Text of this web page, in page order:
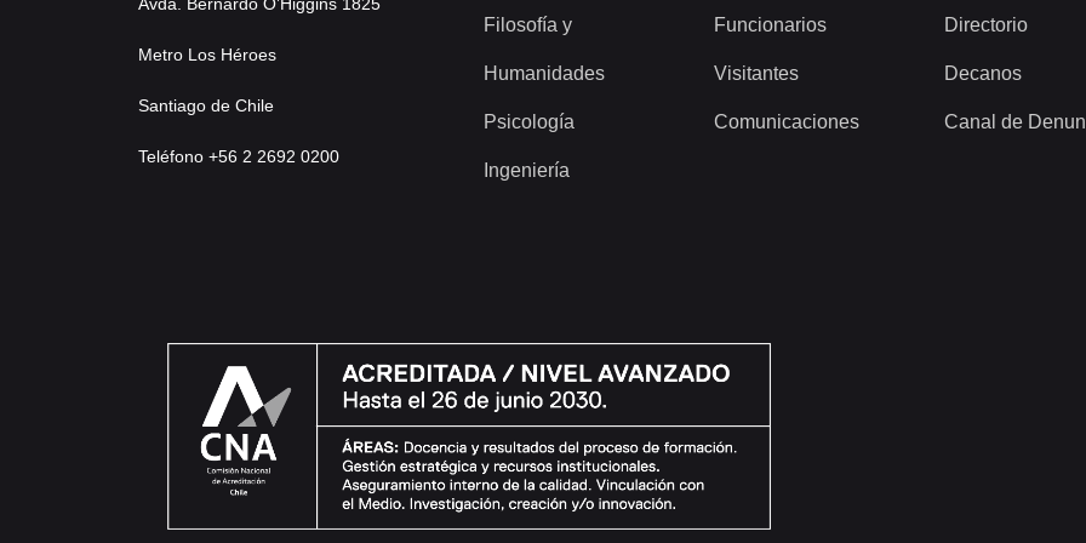
Avda. Bernardo O’Higgins 1825
Metro Los Héroes
Santiago de Chile
Teléfono +56 2 2692 0200
Filosofía y
Humanidades
Psicología
Ingeniería
Funcionarios
Visitantes
Comunicaciones
Directorio
Decanos
Canal de